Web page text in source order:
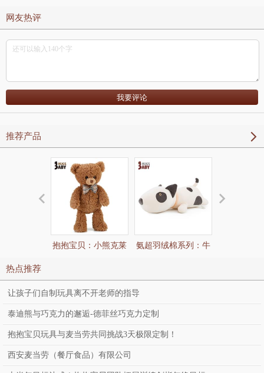
网友热评
推荐产品
抱抱宝贝：小熊克莱 氨超羽绒棉系列：牛
热点推荐
让孩子们自制玩具离不开老师的指导
泰迪熊与巧克力的邂逅-德菲丝巧克力定制
抱抱宝贝玩具与麦当劳共同挑战3天极限定制！
西安麦当劳（餐厅食品）有限公司